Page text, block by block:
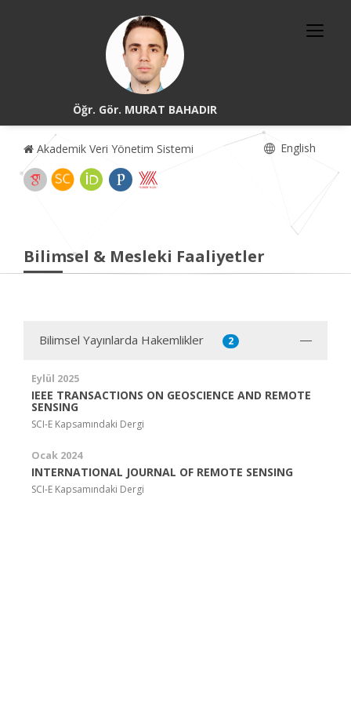
Öğr. Gör. MURAT BAHADIR
Akademik Veri Yönetim Sistemi English
Bilimsel & Mesleki Faaliyetler
Bilimsel Yayınlarda Hakemlikler 2
Eylül 2025
IEEE TRANSACTIONS ON GEOSCIENCE AND REMOTE
SENSING
SCI-E Kapsamındaki Dergi
Ocak 2024
INTERNATIONAL JOURNAL OF REMOTE SENSING
SCI-E Kapsamındaki Dergi